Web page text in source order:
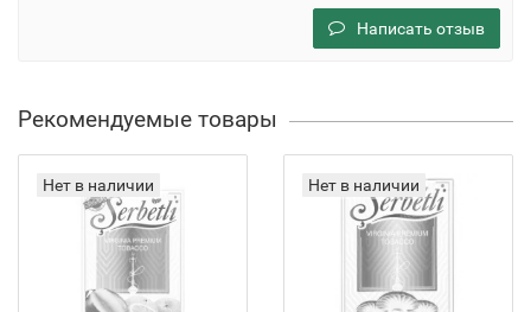
Написать отзыв
Рекомендуемые товары
Нет в наличии Нет в наличии